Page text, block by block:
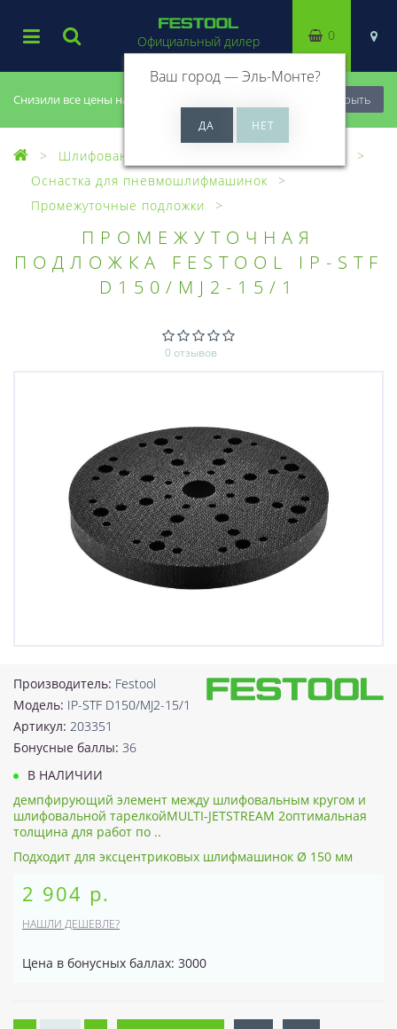
Снизили все цены на 20%, успей купить! Закрыть
Официальный дилер
Ваш город —Эль-Монте?
0
Шлифование
Оснастка для пневмошлифмашинок
Промежуточные подложки
ПРОМЕЖУТОЧНАЯ
ПОДЛОЖКА FESTOOL IP-STF
D150/MJ2-15/1
0 отзывов
Производитель: Festool
Модель: IP-STF D150/MJ2-15/1
Артикул: 203351
Бонусные баллы: 36
В НАЛИЧИИ
демпфирующий элемент между шлифовальным кругом и
шлифовальной тарелкойMULTI-JETSTREAM 2оптимальная
толщина для работ по ..
Подходит для эксцентриковых шлифмашинок Ø 150 мм
2 904 р.
НАШЛИ ДЕШЕВЛЕ?
Цена в бонусных баллах: 3000